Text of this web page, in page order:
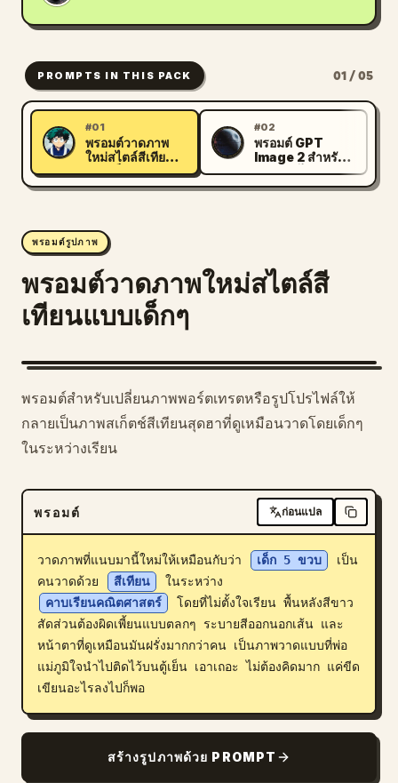
PROMPTS IN THIS PACK 01 / 05
L
#01
พรอมต์วาดภาพ
ใหม่สไตล์สีเทียน
แบบเด็กๆ
C
#02
พรอมต์ GPT
Image 2 สำหรับ
วาดรูปสไตล์ MS
Paint
พรอมต์รูปภาพ
พรอมต์วาดภาพใหม่สไตล์สี
เทียนแบบเด็กๆ
พรอมต์สำหรับเปลี่ยนภาพพอร์ตเทรตหรือรูปโปรไฟล์ให้
กลายเป็นภาพสเก็ตช์สีเทียนสุดฮาที่ดูเหมือนวาดโดยเด็กๆ
ในระหว่างเรียน
พรอมต์ ก่อนแปล
วาดภาพที่แนบมานี้ใหม่ให้เหมือนกับว่า เด็ก 5 ขวบ
เป็น
คนวาดด้วย
สีเทียน
ในระหว่าง
คาบเรียนคณิตศาสตร์
โดยที่ไม่ตั้งใจเรียน พื้นหลังสีขาว
สัดส่วนต้องผิดเพี้ยนแบบตลกๆ ระบายสีออกนอกเส้น และ
หน้าตาที่ดูเหมือนมันฝรั่งมากกว่าคน เป็นภาพวาดแบบที่พ่อ
แม่ภูมิใจนำไปติดไว้บนตู้เย็น เอาเถอะ ไม่ต้องคิดมาก แค่ขีด
เขียนอะไรลงไปก็พอ
สร้างรูปภาพด้วย PROMPT